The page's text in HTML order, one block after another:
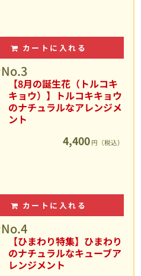
カートに入れる
No.3
【8月の誕生花（トルコキ
キョウ）】トルコキキョウ
のナチュラルなアレンジメ
ント
4,400 円（税込）
カートに入れる
No.4
【ひまわり特集】ひまわり
のナチュラルなキューブア
レンジメント